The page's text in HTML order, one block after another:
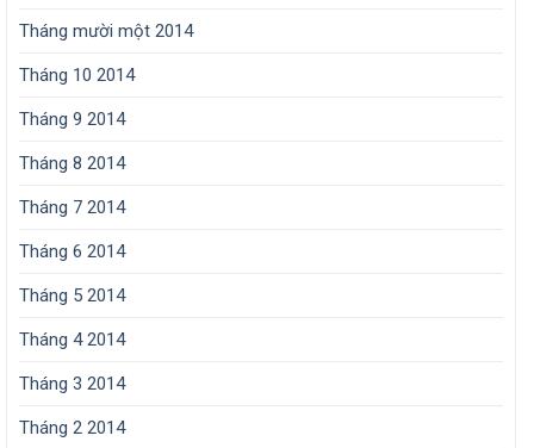
Tháng mười một 2014
Tháng 10 2014
Tháng 9 2014
Tháng 8 2014
Tháng 7 2014
Tháng 6 2014
Tháng 5 2014
Tháng 4 2014
Tháng 3 2014
Tháng 2 2014